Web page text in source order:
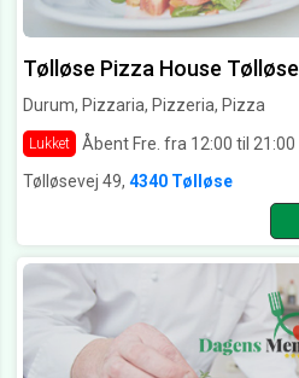
Tølløse Pizza House Tølløse
Durum, Pizzaria, Pizzeria, Pizza
Lukket Åbent Fre. fra 12:00 til 21:00
Tølløsevej 49, 4340 Tølløse